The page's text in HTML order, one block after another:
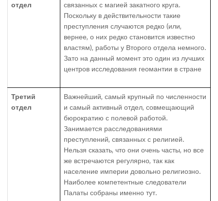
отдел
связанных с магией закатного круга.
Поскольку в действительности такие
преступления случаются редко (или,
вернее, о них редко становится известно
властям), работы у Второго отдела немного.
Зато на данный момент это один из лучших
центров исследования геомантии в стране
Третий
отдел
Важнейший, самый крупный по численности
и самый активный отдел, совмещающий
бюрократию с полевой работой.
Занимается расследованиями
преступлений, связанных с религией.
Нельзя сказать, что они очень часты, но все
же встречаются регулярно, так как
население империи довольно религиозно.
Наиболее компетентные следователи
Палаты собраны именно тут.